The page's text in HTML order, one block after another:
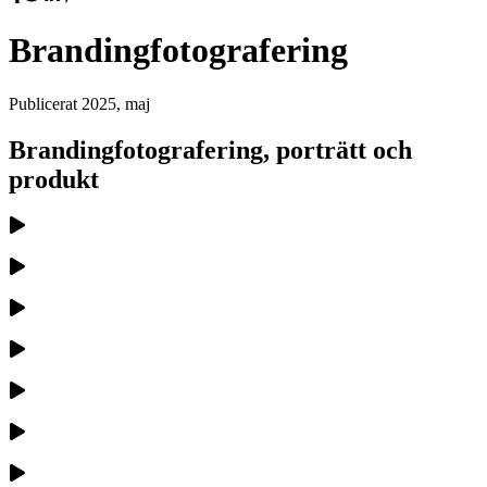
Brandingfotografering
Publicerat 2025, maj
Brandingfotografering, porträtt och
produkt